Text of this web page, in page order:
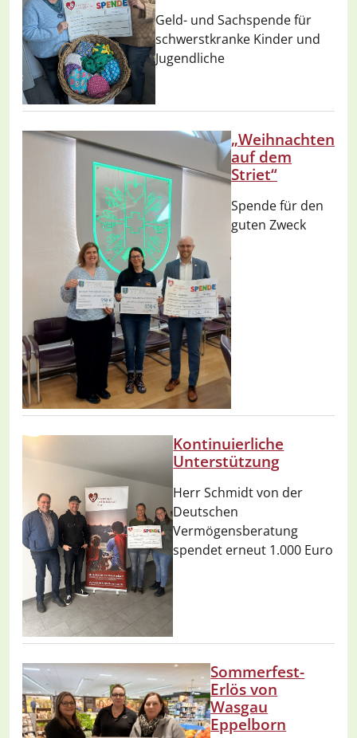
Geld- und Sachspende für
schwerstkranke Kinder und
Jugendliche
„Weihnachten
auf dem
Striet“
Spende für den
guten Zweck
Kontinuierliche
Unterstützung
Herr Schmidt von der
Deutschen
Vermögensberatung
spendet erneut 1.000 Euro
Sommerfest-
Erlös von
Wasgau
Eppelborn